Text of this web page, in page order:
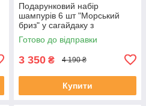
Подарунковий набір
шампурів 6 шт "Морський
бриз" у сагайдаку з
натуральної шкіри
Готово до відправки
3 350 ₴ 4 190 ₴
Купити